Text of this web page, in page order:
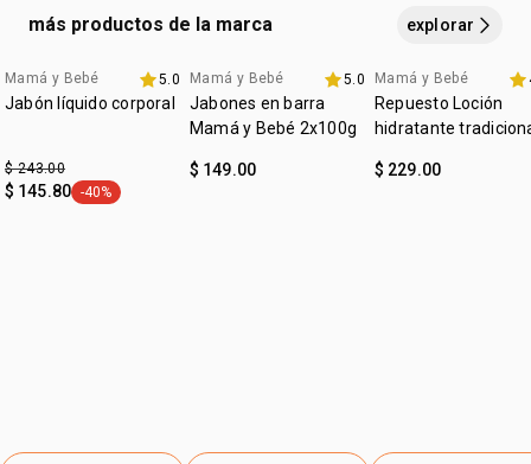
más productos de la marca explorar
outlet
Mamá y Bebé 5.0
Jabón líquido corporal
$ 243.00
$ 145.80 etiqueta -40%
-40%
Favoritos
Mamá y Bebé 5.0
Jabones en barra
Mamá y Bebé 2x100g
$ 149.00
precio especial
Mamá y Bebé
Repuesto Loción
hidratante
$ 229.00